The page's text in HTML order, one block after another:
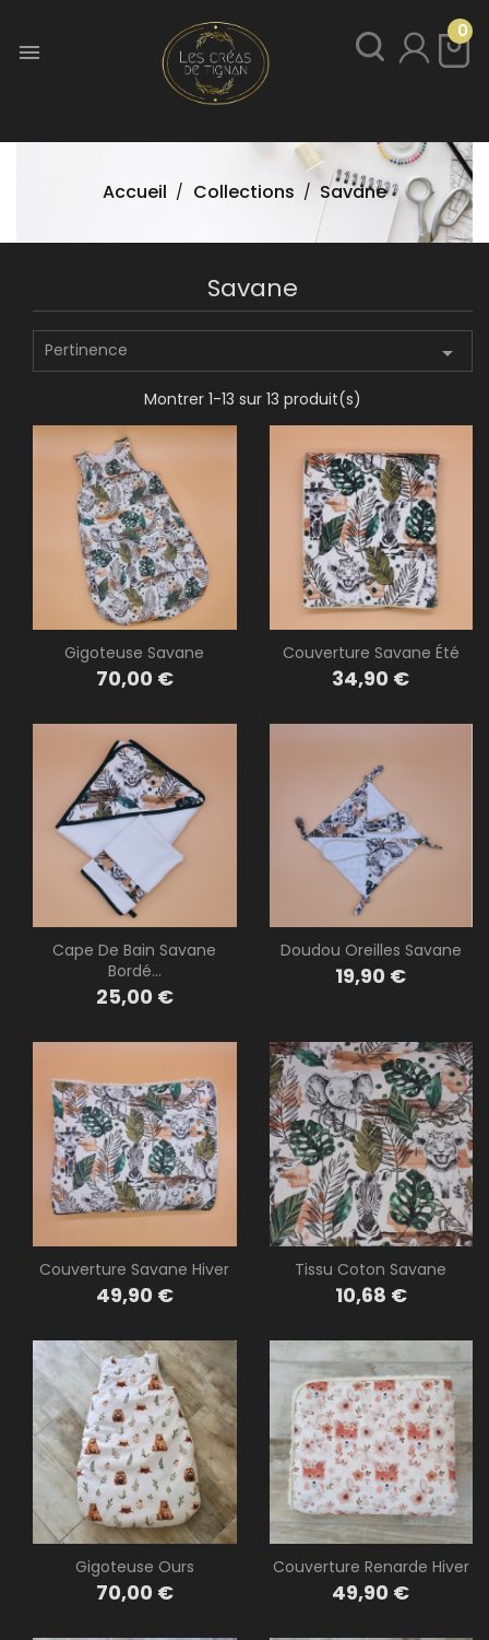

0
Accueil Collections Savane
Savane
Pertinence 
Montrer 1-13 sur 13 produit(s)
Gigoteuse Savane
Prix
70,00 €
Couverture Savane Été
Prix
34,90 €
Cape De Bain Savane
Bordé...
Prix
25,00 €
Doudou Oreilles Savane
Prix
19,90 €
Couverture Savane Hiver
Prix
49,90 €
Tissu Coton Savane
Prix
10,68 €
Gigoteuse Ours
Prix
70,00 €
Couverture Renarde Hiver
Prix
49,90 €